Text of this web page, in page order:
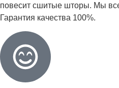
повесит сшитые шторы. Мы
Гарантия качества 100%.